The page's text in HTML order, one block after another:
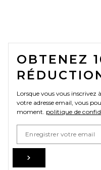
FOOTER
OBTENEZ
Lorsque vous vous
votre adresse email, vous
moment. politique de